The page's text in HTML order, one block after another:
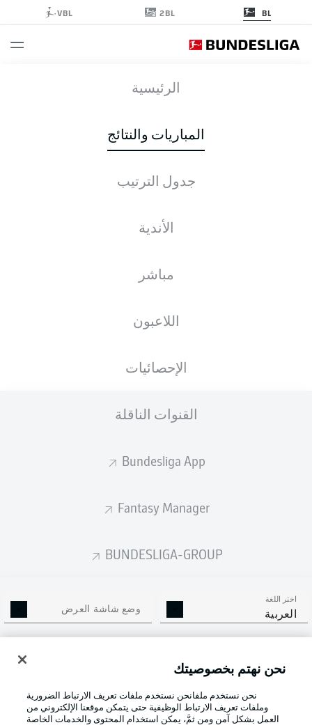
BL
2BL
VBL
الرئيسية
المباريات والنتائج
جدول الترتيب
الأندية
مباشر
اللاعبون
الإحصائيات
القنوات الناقلة
Bundesliga App
Fantasy Manager
BUNDESLIGA-GROUP
اختر اللغة
العربية وضع شاشة العرض
تسجيل الدخول
الأخبار التشكيلات الإحصائيات
انطلاق المباراة.
نحن نهتم بخصوصيتك
نحن نستخدم ملفانحن نستخدم ملفات تعريف الارتباط الضرورية
وملفات تعريف الارتباط الوظيفية حتى يتمكن موقعنا الإلكتروني من
العمل بشكل آمن ومن ثمَّ، يمكن استخدام المحتوى والخدمات الخاصة